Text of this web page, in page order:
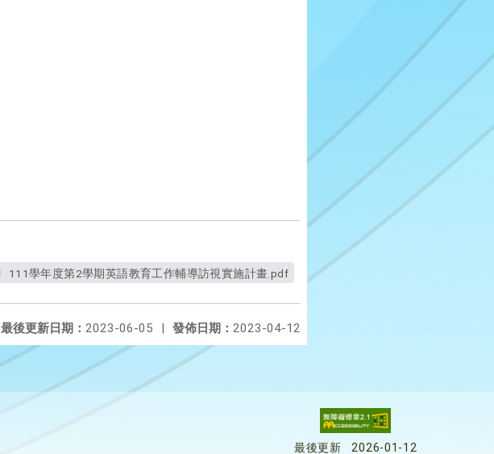
111學年度第2學期英語教育工作輔導訪視實施計畫.pdf
發佈日期： 2023-04-12
最後更新日期： 2023-06-05 |
最後更新 2026-01-12